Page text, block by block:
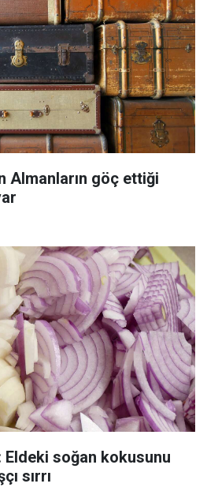
Almanların göç ettiği
Eldeki soğan kokusunu
sırrı